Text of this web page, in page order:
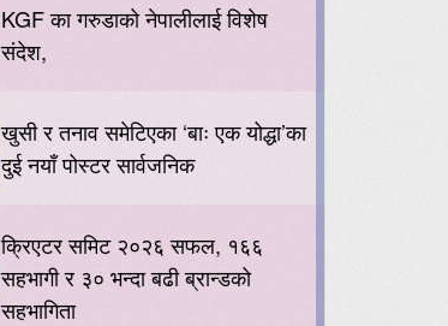
KGF का गरुडाको नेपालीलाई विशेष
संदेश,
खुसी र तनाव समेटिएका ‘बाः एक योद्धा’का
दुई नयाँ पोस्टर सार्वजनिक
क्रिएटर समिट २०२६ सफल, १६६
सहभागी र ३० भन्दा बढी ब्रान्डको
सहभागिता